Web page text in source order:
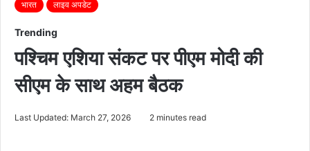
भारत लाइव अपडेट
Trending
पश्चिम एशिया संकट पर पीएम मोदी की
सीएम के साथ अहम बैठक
Last Updated: March 27, 2026 2 minutes read